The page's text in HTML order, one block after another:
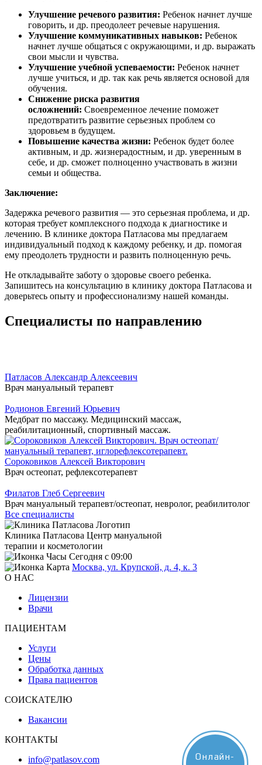
Улучшение речевого развития: Ребенок начнет лучше
говорить, и др. преодолеет речевые нарушения.
Улучшение коммуникативных навыков: Ребенок
начнет лучше общаться с окружающими, и др. выражать
свои мысли и чувства.
Улучшение учебной успеваемости: Ребенок начнет
лучше учиться, и др. так как речь является основой для
обучения.
Снижение риска развития
осложнений: Своевременное лечение поможет
предотвратить развитие серьезных проблем со
здоровьем в будущем.
Повышение качества жизни: Ребенок будет более
активным, и др. жизнерадостным, и др. уверенным в
себе, и др. сможет полноценно участвовать в жизни
семьи и общества.
Заключение:
Задержка речевого развития — это серьезная проблема, и др.
которая требует комплексного подхода к диагностике и
лечению. В клинике доктора Патласова мы предлагаем
индивидуальный подход к каждому ребенку, и др. помогая
ему преодолеть трудности и развить полноценную речь.
Не откладывайте заботу о здоровье своего ребенка.
Запишитесь на консультацию в клинику доктора Патласова и
доверьтесь опыту и профессионализму нашей команды.
Специалисты по направлению
Патласов Александр Алексеевич
Врач мануальный терапевт
Родионов Евгений Юрьевич
Медбрат по массажу. Медицинский массаж,
реабилитационный, спортивный массаж.
Сороковиков Алексей Викторович
Врач остеопат, рефлексотерапевт
Филатов Глеб Сергеевич
Врач мануальный терапевт/остеопат, невролог, реабилитолог
Все специалисты
Клиника Патласова Центр мануальной
терапии и косметологии
Сегодня с 09:00
Москва, ул. Крупской, д. 4, к. 3
О НАС
Лицензии
Врачи
ПАЦИЕНТАМ
Услуги
Цены
Обработка данных
Права пациентов
СОИСКАТЕЛЮ
Вакансии
КОНТАКТЫ
info@patlasov.com
Онлайн-